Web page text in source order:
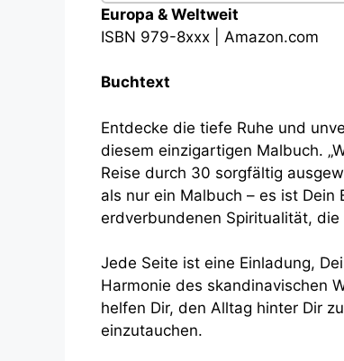
Europa & Weltweit
ISBN 979-8xxx | Amazon.com
Buchtext
Entdecke die tiefe Ruhe und
diesem einzigartigen Malbuch.
Reise durch 30 sorgfältig
als nur ein Malbuch – es ist
erdverbundenen Spiritualität, die
Jede Seite ist eine Einladung,
Harmonie des skandinavischen
helfen Dir, den Alltag hinter Dir
einzutauchen.